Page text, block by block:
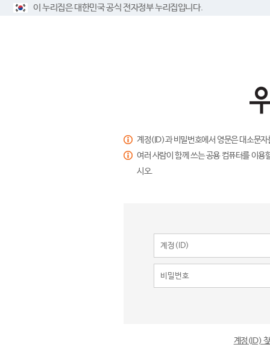
이 누리집은 대한민국 공식 전자정부 누리집입니다.
계정(ID)과 비밀번호에서 영문은 대소문
여러 사람이 함께 쓰는 공용 컴퓨터를 이
시오.
계정(ID)